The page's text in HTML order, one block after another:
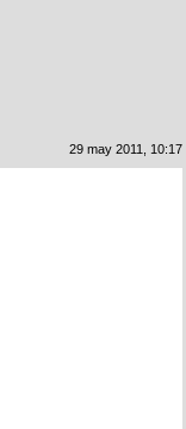
29 may 2011, 10:17